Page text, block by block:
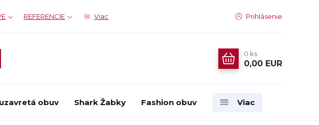
REFERENCIE Viac Prihlásenie
0 ks
0,00 EUR
obuv Shark Žabky Fashion obuv Viac